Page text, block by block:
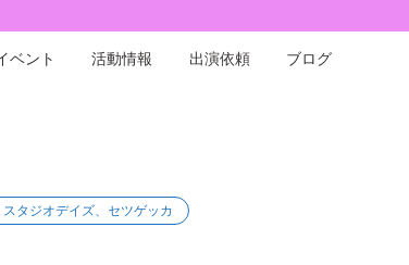
ベント 活動情報 出演依頼 ブログ
タジオデイズ、セツゲッカ